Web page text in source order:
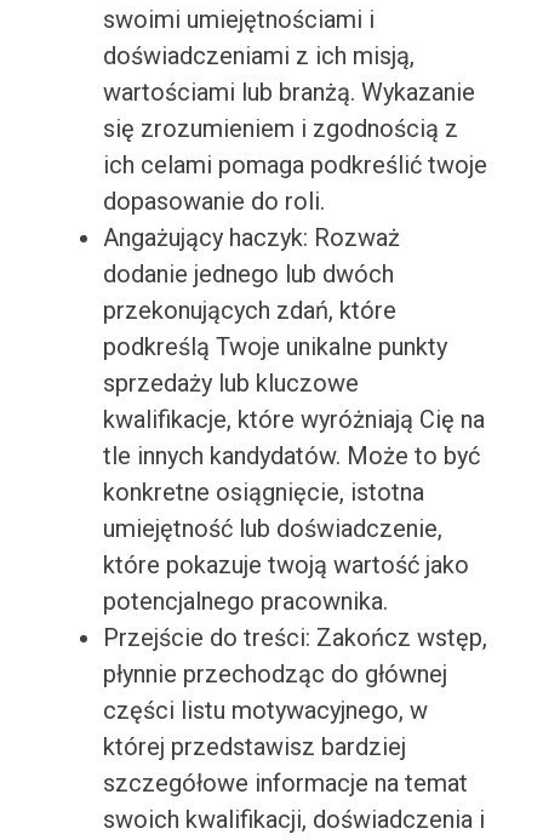
swoimi umiejętnościami i
doświadczeniami z ich misją,
wartościami lub branżą. Wykazanie
się zrozumieniem i zgodnością z
ich celami pomaga podkreślić twoje
dopasowanie do roli.
Angażujący haczyk: Rozważ
dodanie jednego lub dwóch
przekonujących zdań, które
podkreślą Twoje unikalne punkty
sprzedaży lub kluczowe
kwalifikacje, które wyróżniają Cię na
tle innych kandydatów. Może to być
konkretne osiągnięcie, istotna
umiejętność lub doświadczenie,
które pokazuje twoją wartość jako
potencjalnego pracownika.
Przejście do treści: Zakończ wstęp,
płynnie przechodząc do głównej
części listu motywacyjnego, w
której przedstawisz bardziej
szczegółowe informacje na temat
swoich kwalifikacji, doświadczenia i